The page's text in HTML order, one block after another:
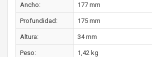
Ancho: 177 mm
Profundidad: 175 mm
Altura: 34 mm
Peso: 1,42 kg